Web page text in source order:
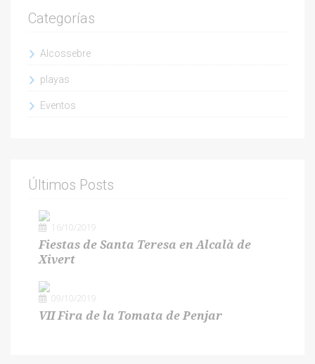
Categorías
Alcossebre
playas
Eventos
Últimos Posts
16/10/2019
Fiestas de Santa Teresa en Alcalà de
Xivert
09/10/2019
VII Fira de la Tomata de Penjar